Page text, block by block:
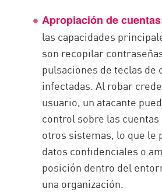
Apropiación de cuentas
las capacidades
son recopilar
pulsaciones de teclas de
infectadas. Al robar
usuario, un atacante
control sobre las cuentas
otros sistemas, lo que le
datos confidenciales o
posición dentro del
una organización.